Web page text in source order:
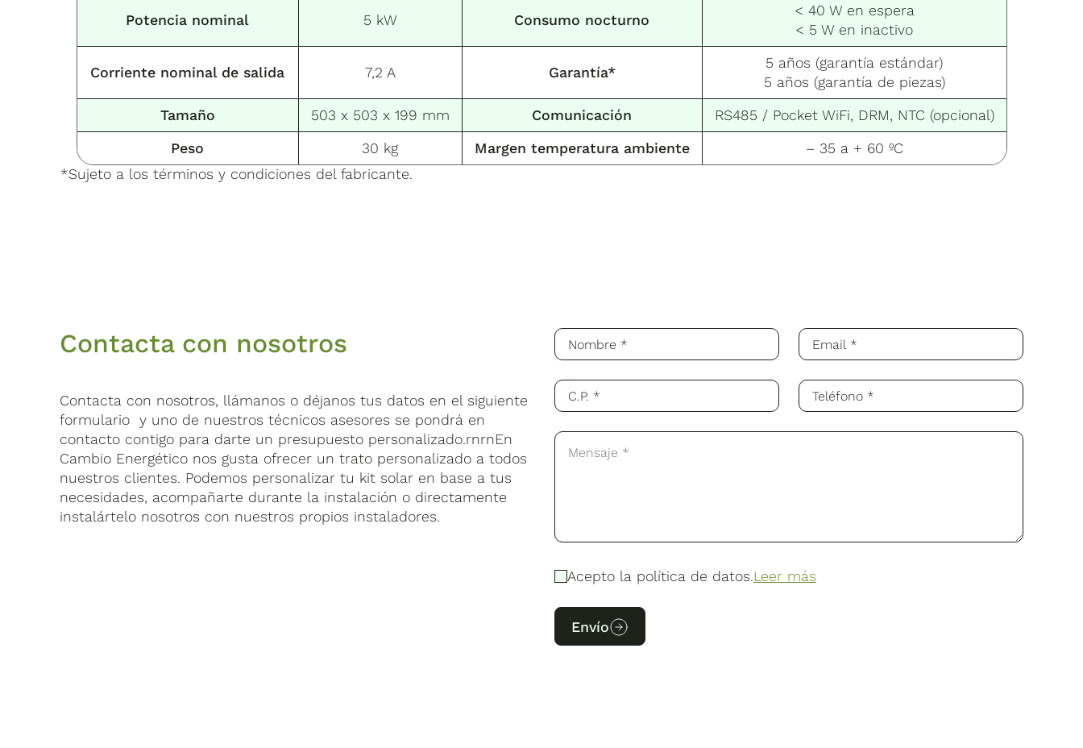
Potencia nominal 5 kW Consumo nocturno
< 40 W en espera
< 5 W en inactivo
Corriente nominal de salida 7,2 A Garantía*
5 años (garantía estándar)
5 años (garantía de piezas)
Tamaño
503 x 503 x 199 mm Comunicación
RS485 / Pocket WiFi, DRM, NTC (opcional)
Peso
30 kg Margen temperatura ambiente
– 35 a + 60 ºC
*Sujeto a los términos y condiciones del fabricante.
Contacta con nosotros
Contacta con nosotros, llámanos o déjanos tus datos en el siguiente
formulario y uno de nuestros técnicos asesores se pondrá en
contacto contigo para darte un presupuesto personalizado.rnrnEn
Cambio Energético nos gusta ofrecer un trato personalizado a todos
nuestros clientes. Podemos personalizar tu kit solar en base a tus
necesidades, acompañarte durante la instalación o directamente
instalártelo nosotros con nuestros propios instaladores.
Acepto la política de datos.Leer más
Envío